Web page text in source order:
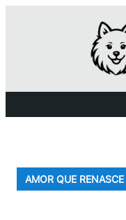
AMOR QUE RENASCE